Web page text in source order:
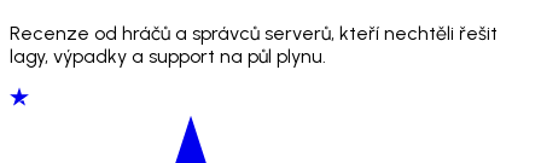
Recenze od hráčů a správců serverů, kteří nechtěli řešit
lagy, výpadky a support na půl plynu.